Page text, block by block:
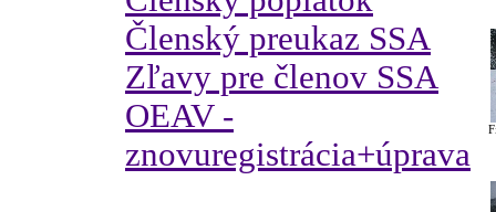
Členský preukaz SSA
Zľavy pre členov SSA
OEAV -
znovuregistrácia+úprava